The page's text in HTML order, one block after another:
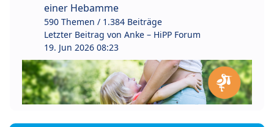
einer Hebamme
590 Themen / 1.384 Beiträge
Letzter Beitrag von Anke – HiPP Forum
19. Jun 2026 08:23